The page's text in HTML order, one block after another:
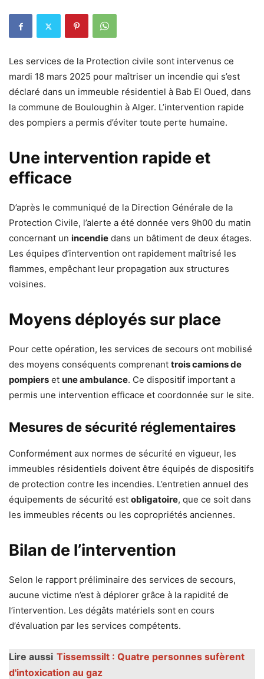
Les services de la Protection civile sont intervenus ce
mardi 18 mars 2025 pour maîtriser un incendie qui s’est
déclaré dans un immeuble résidentiel à Bab El Oued, dans
la commune de Bouloughin à Alger. L’intervention rapide
des pompiers a permis d’éviter toute perte humaine.
Une intervention rapide et
efficace
D’après le communiqué de la Direction Générale de la
Protection Civile, l’alerte a été donnée vers 9h00 du matin
concernant un incendie dans un bâtiment de deux étages.
Les équipes d’intervention ont rapidement maîtrisé les
flammes, empêchant leur propagation aux structures
voisines.
Moyens déployés sur place
Pour cette opération, les services de secours ont mobilisé
des moyens conséquents comprenant trois camions de
pompiers et une ambulance. Ce dispositif important a
permis une intervention efficace et coordonnée sur le site.
Mesures de sécurité réglementaires
Conformément aux normes de sécurité en vigueur, les
immeubles résidentiels doivent être équipés de dispositifs
de protection contre les incendies. L’entretien annuel des
équipements de sécurité est obligatoire, que ce soit dans
les immeubles récents ou les copropriétés anciennes.
Bilan de l’intervention
Selon le rapport préliminaire des services de secours,
aucune victime n’est à déplorer grâce à la rapidité de
l’intervention. Les dégâts matériels sont en cours
d’évaluation par les services compétents.
Lire aussi Tissemssilt : Quatre personnes sufèrent
d'intoxication au gaz